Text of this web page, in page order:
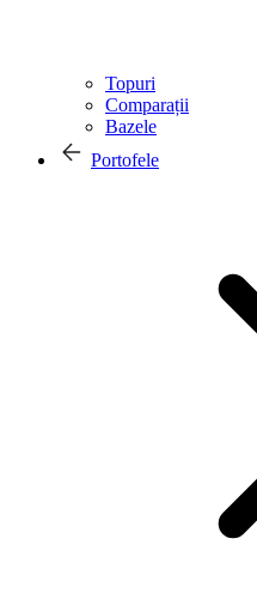
Topuri
Comparații
Bazele
Portofele